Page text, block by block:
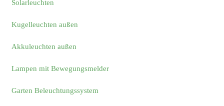
Solarleuchten
Kugelleuchten außen
Akkuleuchten außen
Lampen mit Bewegungsmelder
Garten Beleuchtungssystem